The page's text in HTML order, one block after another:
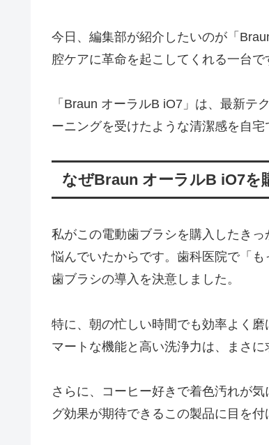
今日、編集部が紹介したいのが「
腔ケアに革命を起こしてくれる一台で
「Braun オーラルB iO7」は、最新テ
ーニングを受けたような清潔感を自宅
なぜBraun オーラルB iO7を
私がこの電動歯ブラシを購入したき
悩んでいたからです。歯科医院で「
歯ブラシの導入を決意しました。
特に、朝の忙しい時間でも効率よく
マートな機能と高い洗浄力は、まさに
さらに、コーヒー好きで着色汚れが
グ効果が期待できるこの製品に目を付